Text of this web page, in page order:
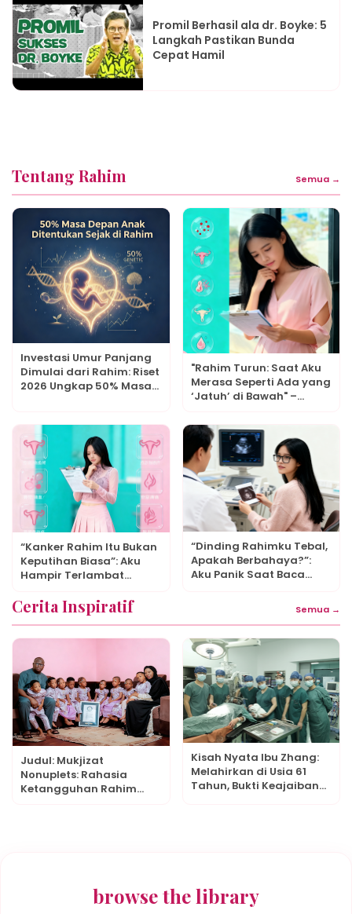
Promil Berhasil ala dr. Boyke: 5
Langkah Pastikan Bunda
Cepat Hamil
Tentang Rahim Semua →
Investasi Umur Panjang
Dimulai dari Rahim: Riset
2026 Ungkap 50% Masa
"Rahim Turun: Saat Aku
Merasa Seperti Ada yang
‘Jatuh’ di Bawah" –
yang Menyelamatkan
“Kanker Rahim Itu Bukan
Keputihan Biasa”: Aku
Hampir Terlambat
Ciri Ini
“Dinding Rahimku Tebal,
Apakah Berbahaya?”:
Aku Panik Saat Baca
Cerita Inspiratif Semua →
Judul: Mukjizat
Nonuplets: Rahasia
Ketangguhan Rahim
Kisah Nyata Ibu Zhang:
Melahirkan di Usia 61
Tahun, Bukti Keajaiban
browse the library